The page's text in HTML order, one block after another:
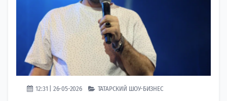
12:31 | 26-05-2026 ТАТАРСКИЙ ШОУ-БИЗНЕС